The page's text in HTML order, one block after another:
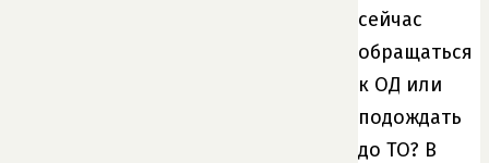
сейчас
обращаться
к ОД или
подождать
до ТО? В